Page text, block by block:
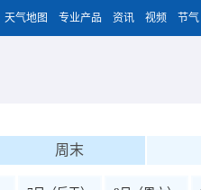
天气地图 专业产品 资讯 视频 节气
周末